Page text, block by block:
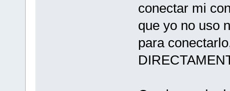
conectar mi
que yo no uso
para